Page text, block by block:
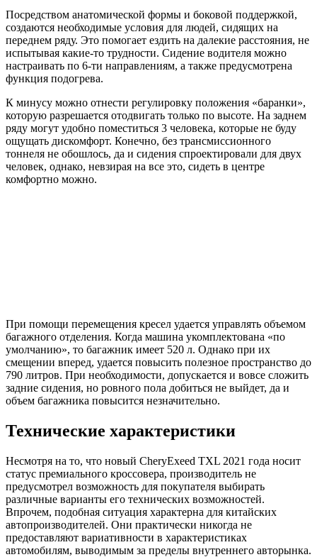
Посредством анатомической формы и боковой поддержкой,
создаются необходимые условия для людей, сидящих на
переднем ряду. Это помогает ездить на далекие расстояния, не
испытывая какие-то трудности. Сидение водителя можно
настраивать по 6-ти направлениям, а также предусмотрена
функция подогрева.
К минусу можно отнести регулировку положения «баранки»,
которую разрешается отодвигать только по высоте. На заднем
ряду могут удобно поместиться 3 человека, которые не буду
ощущать дискомфорт. Конечно, без трансмиссионного
тоннеля не обошлось, да и сидения спроектировали для двух
человек, однако, невзирая на все это, сидеть в центре
комфортно можно.
При помощи перемещения кресел удается управлять объемом
багажного отделения. Когда машина укомплектована «по
умолчанию», то багажник имеет 520 л. Однако при их
смещении вперед, удается повысить полезное пространство до
790 литров. При необходимости, допускается и вовсе сложить
задние сидения, но ровного пола добиться не выйдет, да и
объем багажника повысится незначительно.
Технические характеристики
Несмотря на то, что новый CheryExeed TXL 2021 года носит
статус премиального кроссовера, производитель не
предусмотрел возможность для покупателя выбирать
различные варианты его технических возможностей.
Впрочем, подобная ситуация характерна для китайских
автопроизводителей. Они практически никогда не
предоставляют вариативности в характеристиках
автомобилям, выводимым за пределы внутреннего авторынка.